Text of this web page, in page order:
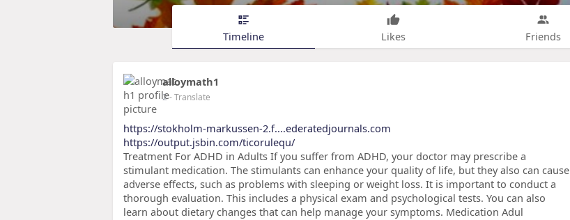
Timeline Likes Friends
alloymath1
2- Translate
https://stokholm-markussen-2.f....ederatedjournals.com
https://output.jsbin.com/ticorulequ/
Treatment For ADHD in Adults If you suffer from ADHD, your doctor may prescribe a
stimulant medication. The stimulants can enhance your quality of life, but they also can cause
adverse effects, such as problems with sleeping or weight loss. It is important to conduct a
thorough evaluation. This includes a physical exam and psychological tests. You can also
learn about dietary changes that can help manage your symptoms. Medication Adul